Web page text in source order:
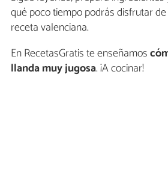
qué poco tiempo podrás disfrutar
receta valenciana.
En RecetasGratis te enseñamos
llanda muy jugosa. ¡A cocinar!